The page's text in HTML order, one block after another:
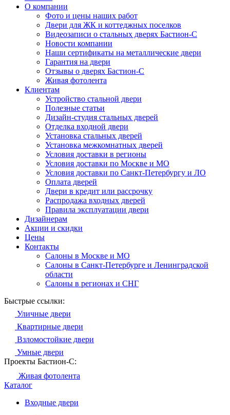
О компании
Фото и цены наших работ
Двери для ЖК и коттеджных поселков
Видеозаписи о стальных дверях Бастион-С
Новости компании
Наши сертификаты на металлические двери
Гарантия на двери
Отзывы о дверях Бастион-С
Живая фотолента
Клиентам
Устройство стальной двери
Полезные статьи
Дизайн-студия стальных дверей
Отделка входной двери
Установка стальных дверей
Установка межкомнатных дверей
Условия доставки в регионы
Условия доставки по Москве и МО
Условия доставки по Санкт-Петербургу и ЛО
Оплата дверей
Двери в кредит или рассрочку
Распродажа входных дверей
Правила эксплуатации двери
Дизайнерам
Акции и скидки
Цены
Контакты
Салоны в Москве и МО
Салоны в Санкт-Петербурге и Ленинградской
области
Салоны в регионах и СНГ
Быстрые ссылки:
Уличные двери
Квартирные двери
Взломостойкие двери
Умные двери
Проекты Бастион-С:
Живая фотолента
Каталог
Входные двери